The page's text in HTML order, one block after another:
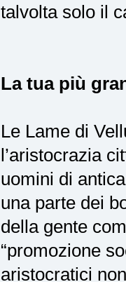
talvolta solo il
La tua più
Le Lame di
l’aristocrazia
uomini di
una parte dei
della gente
“promozione
aristocratici